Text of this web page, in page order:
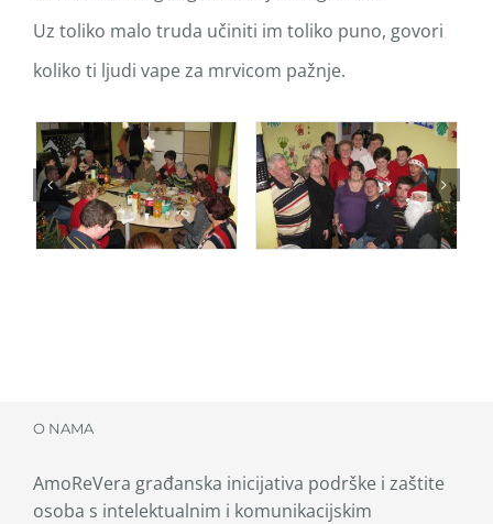
Uz toliko malo truda učiniti im toliko puno, govori
koliko ti ljudi vape za mrvicom pažnje.
O NAMA
AmoReVera građanska inicijativa podrške i zaštite
osoba s intelektualnim i komunikacijskim